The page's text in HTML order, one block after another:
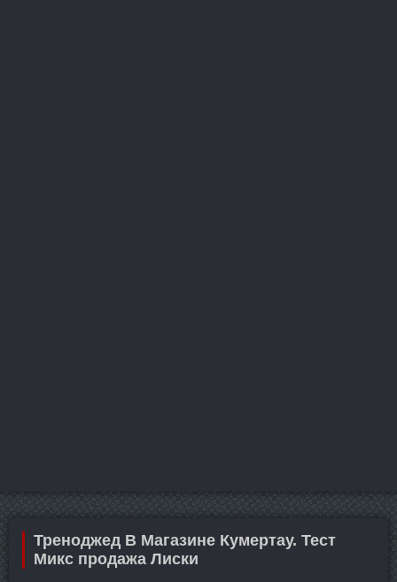
Треноджед В Магазине Кумертау. Тест
Микс продажа Лиски